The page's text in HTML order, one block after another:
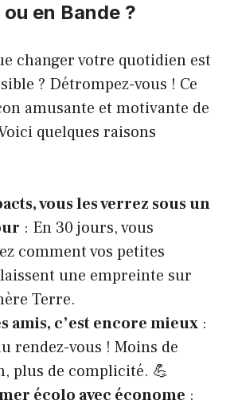
en Bande ?
changer votre quotidien est
? Détrompez-vous ! Ce
amusante et motivante de
quelques raisons
vous les verrez sous un
: En 30 jours, vous
comment vos petites
une empreinte sur
Terre.
amis, c’est encore mieux :
rendez-vous ! Moins de
plus de complicité. 💪
écolo avec économe :